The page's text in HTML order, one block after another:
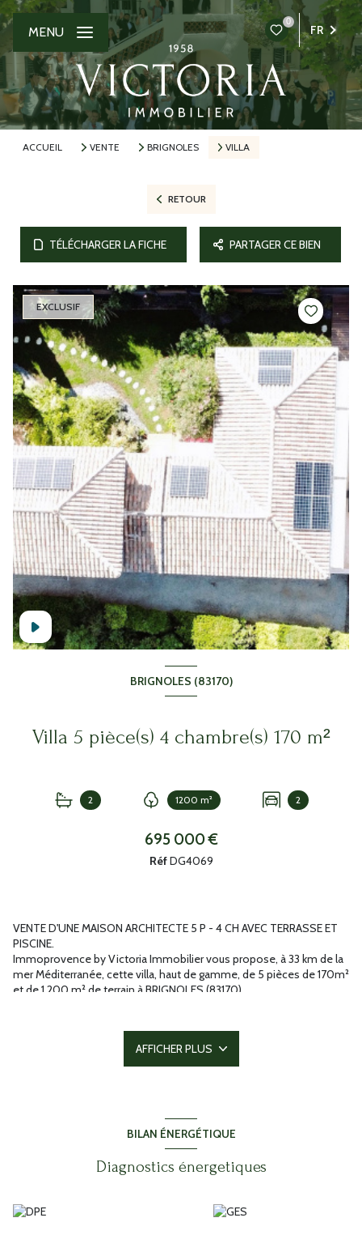
0
FR
MENU
ACCUEIL VENTE BRIGNOLES VILLA
RETOUR
TÉLÉCHARGER LA FICHE PARTAGER CE BIEN
EXCLUSIF
BRIGNOLES (83170)
Villa 5 pièce(s) 4 chambre(s) 170 m²
2 1200 m² 2
695 000 €
RéfDG4069
VENTE D'UNE MAISON ARCHITECTE 5 P - 4 CH AVEC TERRASSE ET
PISCINE.
Immoprovence by Victoria Immobilier vous propose, à 33 km de la
mer Méditerranée, cette villa, haut de gamme, de 5 pièces de 170m²
et de 1 200 m² de terrain à BRIGNOLES (83170).
réversible de partout. Portail automatique. Alarme. Eau de ville et
Idéal pour avoir un peu d'air frais ou prendre le soleil, elle dispose
restaurants,plusieurs commerces à quelques minutes à peine.
Les informations sur les risques auxquels ce bien est exposésont
Découvrez toutes les originalités de cette maison à vendre
enprenant rendez-vous avec votre agence
AFFICHER PLUS
BILAN ÉNERGÉTIQUE
Diagnostics énergetiques